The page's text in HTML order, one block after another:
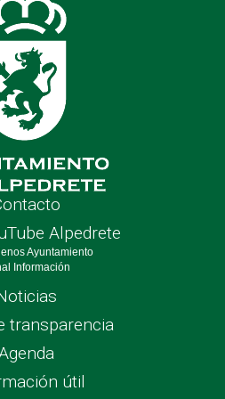
Alpedrete
Ayuntamiento
Información
transparencia
útil